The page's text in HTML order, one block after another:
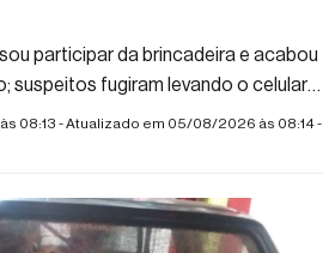
participar da brincadeira e acabou
suspeitos fugiram levando o celular
08:13 - Atualizado em 05/08/2026 às 08:14 -